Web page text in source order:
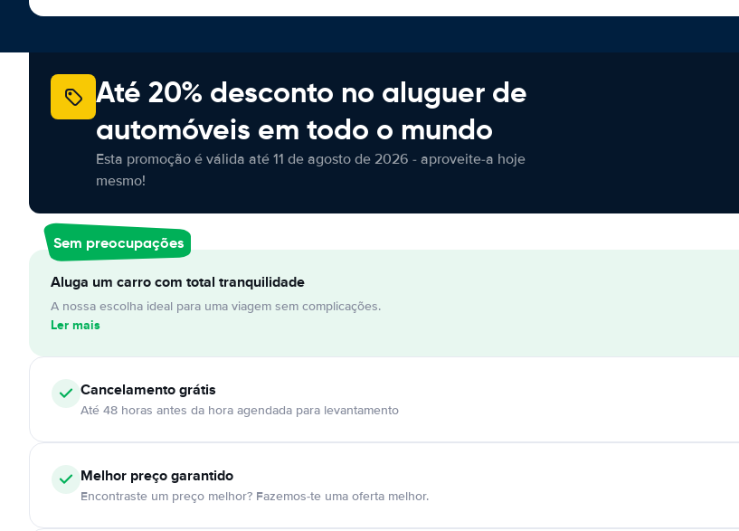
Até 20% desconto no aluguer de
automóveis em todo o mundo
Esta promoção é válida até 11 de agosto de 2026 - aproveite-a hoje
mesmo!
Sem preocupações
Aluga um carro com total tranquilidade
A nossa escolha ideal para uma viagem sem complicações.
Ler mais
Cancelamentográtis
Até 48 horas antes da hora agendada para levantamento
Melhor preço garantido
Encontraste um preço melhor? Fazemos-te uma oferta melhor.